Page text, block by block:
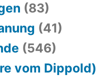
(83)
(41)
(546)
vom Dippold)